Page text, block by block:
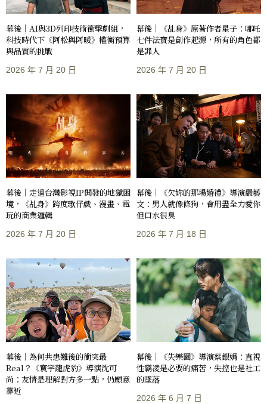
幕後｜AI與3D列印技術衝擊劇組，
科技時代下《阿松與阿暖》權衡預算
與品質的挑戰
2026 年 7 月 20 日
幕後｜《乩身》原著作者星子：哪吒
七件法寶是創作起源，所有的角色都
是罪人
2026 年 7 月 20 日
幕後｜走過台灣影視IP開發的地獄困
境，《乩身》跨度歌仔戲、漫畫、電
玩的商業邏輯
2026 年 7 月 20 日
幕後｜《欠妳的那場婚禮》導演嚴藝
文：男人就像條狗，會用盡全力愛你
但口水很臭
2026 年 7 月 18 日
幕後｜為何共患難後的衝突最
Real？《寰宇龍虎豹》導演沈可
尚：友情是理解對方多一點，仍願意
靠近
幕後｜《失樂園》導演蔡銀娟：直視
性霸凌是必要的痛苦，失控也是社工
的墜落
2026 年 6 月 7 日